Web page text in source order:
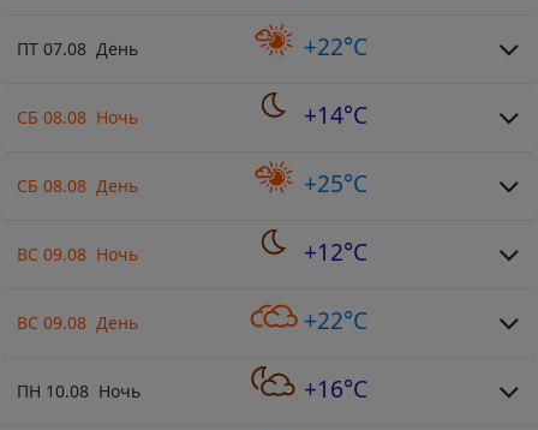
ПТ 07.08 День +22°C
СБ 08.08 Ночь +14°C
СБ 08.08 День +25°C
ВС 09.08 Ночь +12°C
ВС 09.08 День +22°C
ПН 10.08 Ночь +16°C